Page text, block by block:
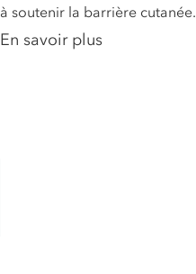
à soutenir la barrière cutanée.
En savoir plus